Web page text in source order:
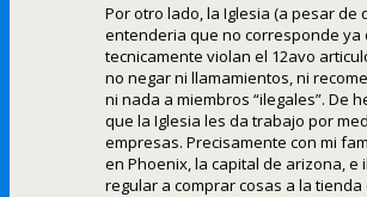
Por otro lado, la Iglesia (a pesar de
entenderia que no corresponde ya
tecnicamente violan el 12avo
no negar ni llamamientos, ni
ni nada a miembros “ilegales”. De
que la Iglesia les da trabajo por
empresas. Precisamente con mi
en Phoenix, la capital de arizona, e
regular a comprar cosas a la